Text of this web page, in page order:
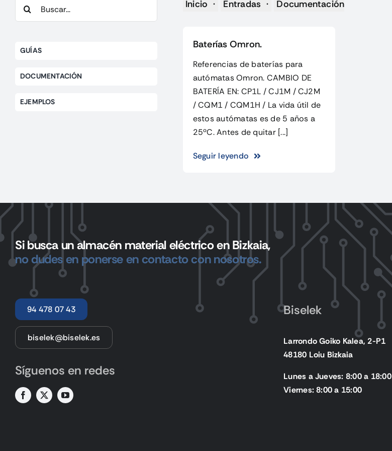
Buscar:
GUÍAS
DOCUMENTACIÓN
EJEMPLOS
Inicio Entradas Documentación
Baterías Omron.
Referencias de baterías para
autómatas Omron. CAMBIO DE
BATERÍA EN: CP1L / CJ1M / CJ2M
/ CQM1 / CQM1H / La vida útil de
estos autómatas es de 5 años a
25ºC. Antes de quitar [...]
Seguir leyendo
Si busca un almacén material eléctrico en Bizkaia,
no dudes en ponerse en contacto con nosotros.
94 478 07 43
biselek@biselek.es
Síguenos en redes
Biselek
Larrondo Goiko Kalea, 2-P1
48180 Loiu Bizkaia
Lunes a Jueves: 8:00 a 18:00
Viernes: 8:00 a 15:00